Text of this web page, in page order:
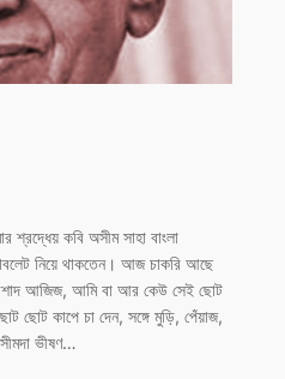
শ্রদ্ধেয় কবি অসীম সাহা বাংলা
নিয়ে থাকতেন। আজ চাকরি আছে
আজিজ, আমি বা আর কেউ সেই ছোট
ছোট কাপে চা দেন, সঙ্গে মুড়ি, পেঁয়াজ,
ভীষণ…